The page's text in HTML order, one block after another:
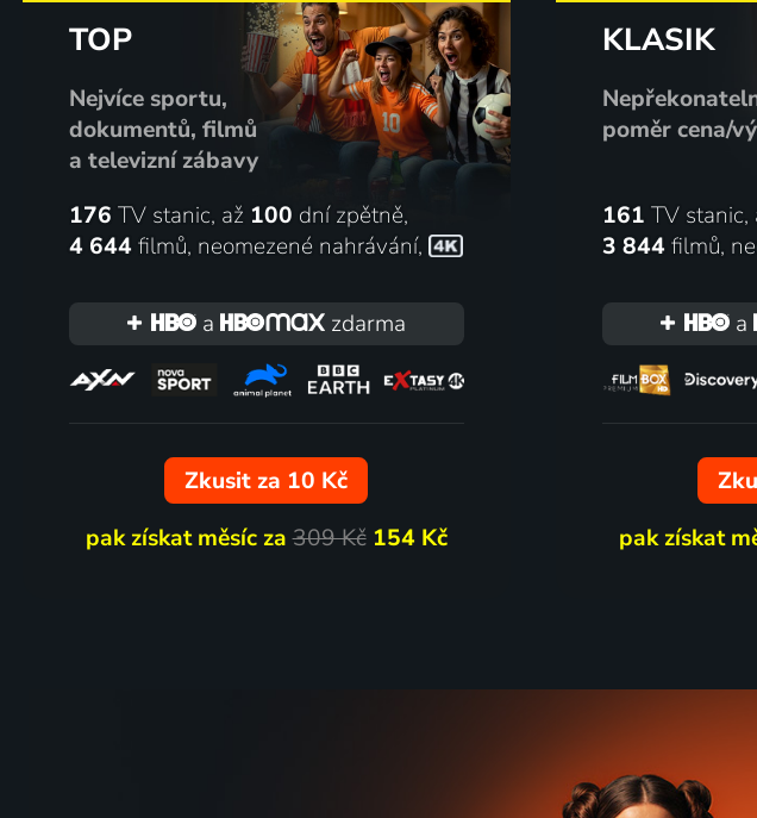
TOP
Nejvíce sportu,
dokumentů, filmů
a televizní zábavy
176 TV stanic, až 100 dní zpětně,
4 644 filmů, neomezené nahrávání,
a zdarma
Zkusit za 10 Kč
pak získat měsíc za309 Kč 154 Kč
KLASIK
poměr cena/
161 TV stanic,
3 844 filmů,
a
pak získat